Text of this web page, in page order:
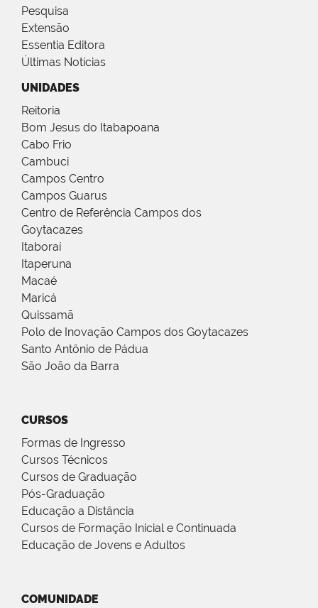
Pesquisa
Extensão
Essentia Editora
Últimas Notícias
UNIDADES
Reitoria
Bom Jesus do Itabapoana
Cabo Frio
Cambuci
Campos Centro
Campos Guarus
Centro de Referência Campos dos
Goytacazes
Itaboraí
Itaperuna
Macaé
Maricá
Quissamã
Polo de Inovação Campos dos Goytacazes
Santo Antônio de Pádua
São João da Barra
CURSOS
Formas de Ingresso
Cursos Técnicos
Cursos de Graduação
Pós-Graduação
Educação a Distância
Cursos de Formação Inicial e Continuada
Educação de Jovens e Adultos
COMUNIDADE